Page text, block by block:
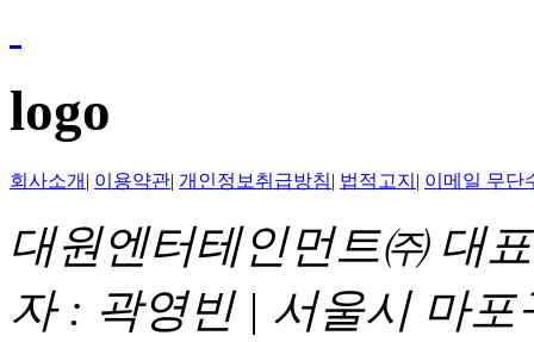
logo
회사소개 | 이용약관| 개인정보취급방침| 법적고지 | 이메일 무단
대원엔터테인먼트㈜ 대
자 : 곽영빈 | 서울시 마